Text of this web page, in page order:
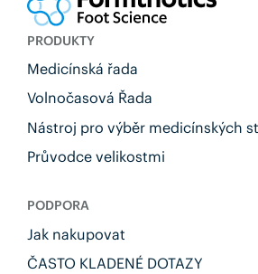
PRODUKTY
Medicínská řada
Volnočasová Řada
Nástroj pro výběr medicínských
Průvodce velikostmi
PODPORA
Jak nakupovat
ČASTO KLADENÉ DOTAZY